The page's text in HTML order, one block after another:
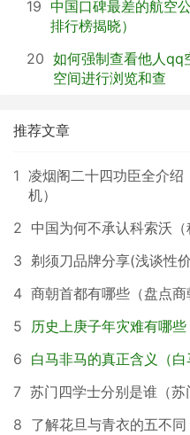
19 中国口碑最差的航空
排行榜揭晓）
20 如何强制查看他人qq
空间进行浏览和查
推荐文章
1 凌烟阁二十四功臣全介
机）
2 中国为何不承认科索沃（
3 剃须刀品牌分享(浅谈性
4 商朝首都有哪些（盘点商
5 历史上庚子年灾难有哪些
6 白马非马的真正含义（白
7 苏门四学士分别是谁（苏
8 了解花旦与青衣的五不同